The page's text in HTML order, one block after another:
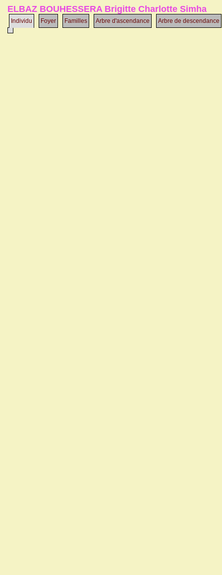
ELBAZ BOUHESSERA Brigitte Charlotte Simha
Individu Foyer Familles Arbre d'ascendance Arbre de descendance